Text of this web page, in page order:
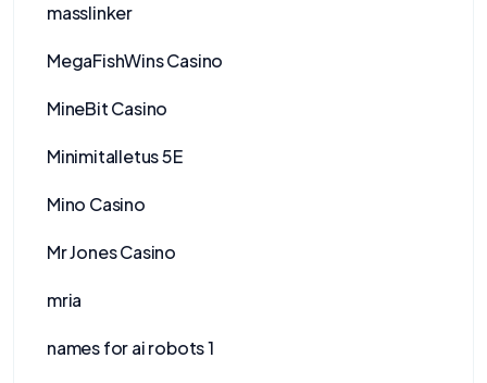
masslinker
MegaFishWins Casino
MineBit Casino
Minimitalletus 5E
Mino Casino
Mr Jones Casino
mria
names for ai robots 1